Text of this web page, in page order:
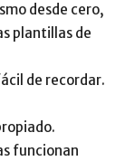
desde cero,
plantillas de
de recordar.
funcionan